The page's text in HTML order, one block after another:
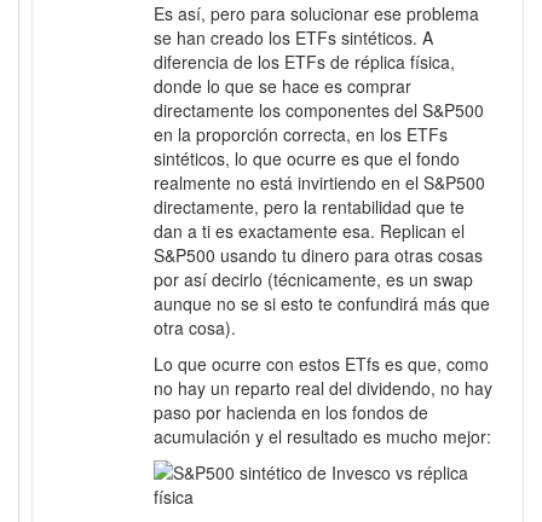
Es así, pero para solucionar ese problema
se han creado los ETFs sintéticos. A
diferencia de los ETFs de réplica física,
donde lo que se hace es comprar
directamente los componentes del S&P500
en la proporción correcta, en los ETFs
sintéticos, lo que ocurre es que el fondo
realmente no está invirtiendo en el S&P500
directamente, pero la rentabilidad que te
dan a ti es exactamente esa. Replican el
S&P500 usando tu dinero para otras cosas
por así decirlo (técnicamente, es un swap
aunque no se si esto te confundirá más que
otra cosa).
Lo que ocurre con estos ETfs es que, como
no hay un reparto real del dividendo, no hay
paso por hacienda en los fondos de
acumulación y el resultado es mucho mejor: